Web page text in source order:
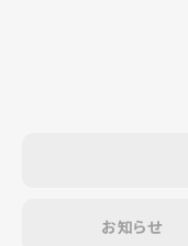
お知らせ